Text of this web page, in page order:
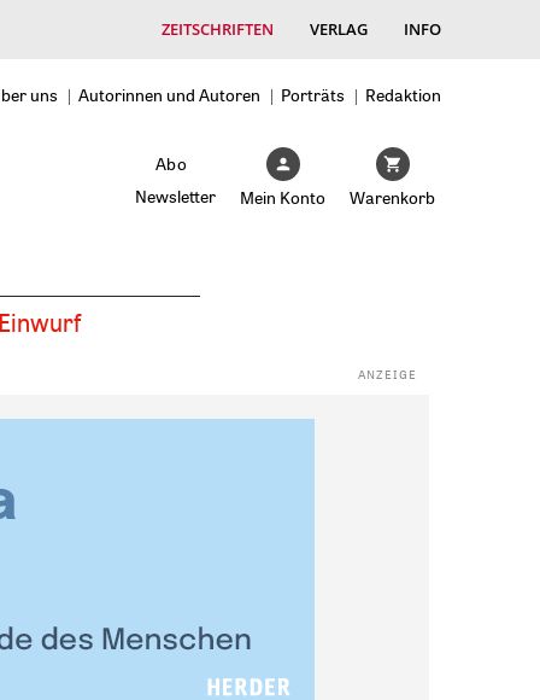
ZEITSCHRIFTEN VERLAG INFO
uns Autorinnen und Autoren Porträts Redaktion
Abo
Newsletter
Mein Konto Warenkorb